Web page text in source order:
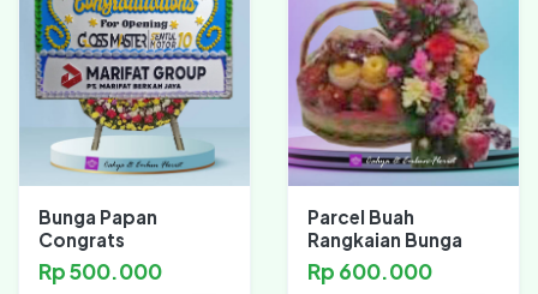
Bunga Papan
Congrats
Rp 500.000
Parcel Buah
Rangkaian Bunga
Rp 600.000